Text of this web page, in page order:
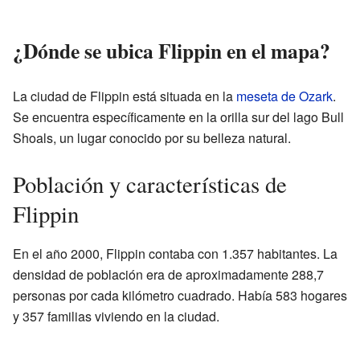
¿Dónde se ubica Flippin en el mapa?
La ciudad de Flippin está situada en la meseta de Ozark.
Se encuentra específicamente en la orilla sur del lago Bull
Shoals, un lugar conocido por su belleza natural.
Población y características de
Flippin
En el año 2000, Flippin contaba con 1.357 habitantes. La
densidad de población era de aproximadamente 288,7
personas por cada kilómetro cuadrado. Había 583 hogares
y 357 familias viviendo en la ciudad.